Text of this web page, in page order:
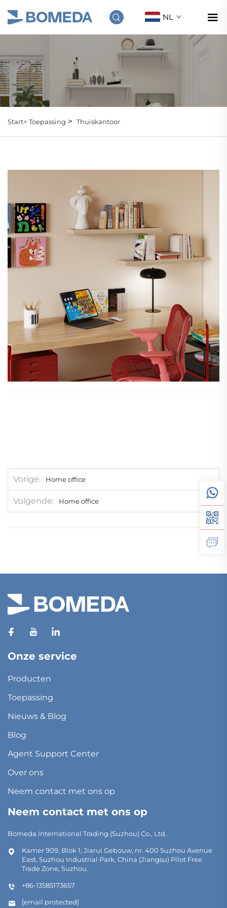
NL
Start> Toepassing > Thuiskantoor
Vorige Home office
Volgende Home office
Onze service
Producten
Toepassing
Nieuws & Blog
Blog
Agent Support Center
Over ons
Neem contact met ons op
Neem contact met ons op
Bomeda International Trading (Suzhou) Co., Ltd.
Kamer 909, Blok 1, Jiarui Gebouw, nr. 400 Suzhou Avenue
East, Suzhou Industrial Park, China (Jiangsu) Pilot Free
Trade Zone, Suzhou.
+86-13585173657
[email protected]